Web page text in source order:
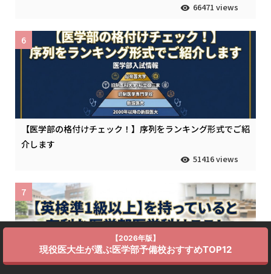
66471 views
【医学部の格付けチェック！】序列をランキング形式でご紹
介します
51416 views
6
7
【2026年版】
現役医大生が選ぶ医学部予備校おすすめTOP12